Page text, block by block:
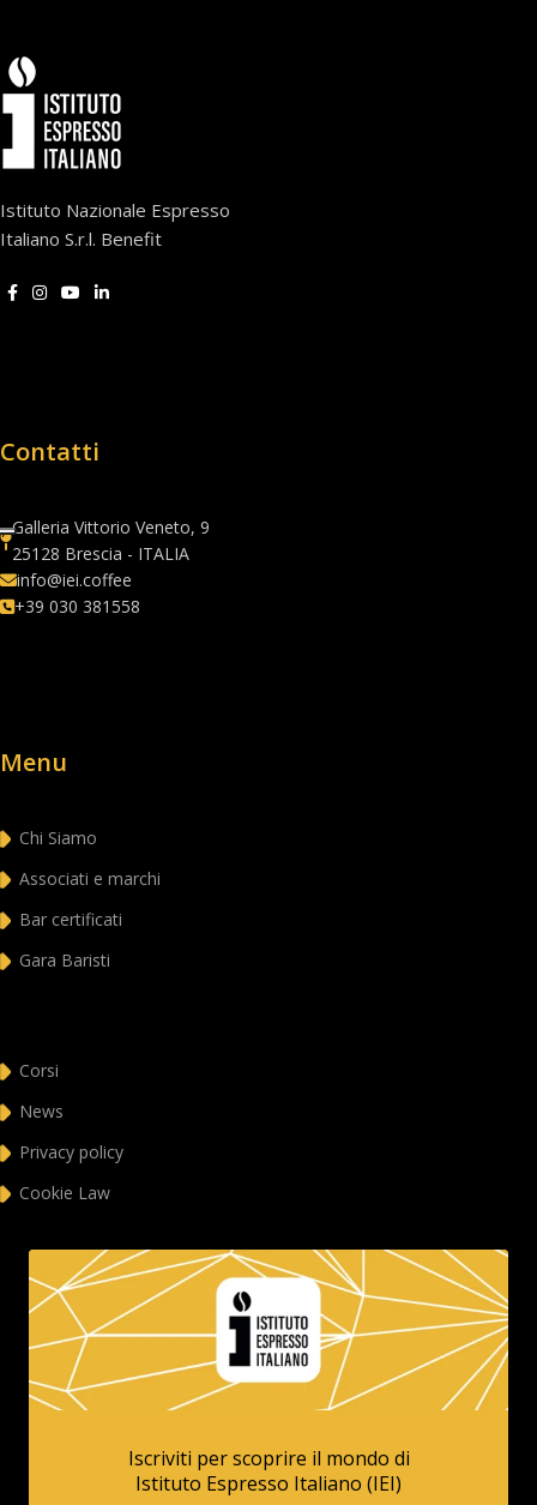
Istituto Nazionale Espresso
Italiano S.r.l. Benefit
Contatti
Galleria Vittorio Veneto, 9
25128 Brescia - ITALIA
info@iei.coffee
+39 030 381558
Menu
Chi Siamo
Associati e marchi
Bar certificati
Gara Baristi
Corsi
News
Privacy policy
Cookie Law
Iscriviti per scoprire il mondo di
Istituto Espresso Italiano (IEI)